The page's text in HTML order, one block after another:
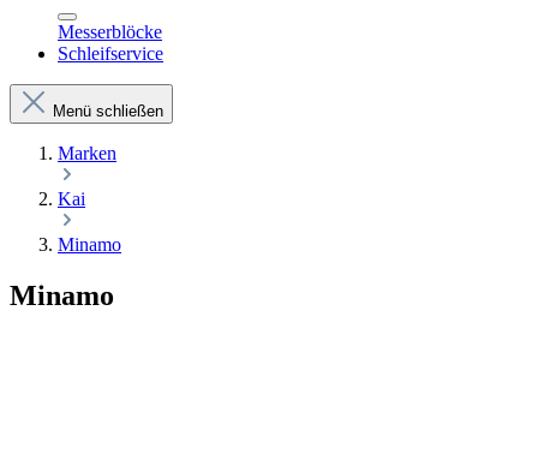
Messerblöcke
Schleifservice
Menü schließen
Marken
Kai
Minamo
Minamo